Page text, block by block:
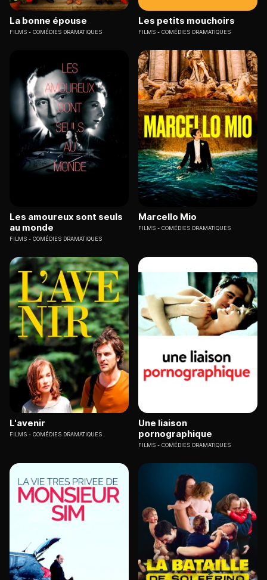
La bonne épouse
FILMS COMÉDIES DRAMATIQUES
Les petits mouchoirs
FILMS COMÉDIES DRAMATIQUES
Les amoureux sont seuls
au monde
FILMS COMÉDIES DRAMATIQUES
Marcello Mio
FILMS COMÉDIES DRAMATIQUES
L'avenir
FILMS COMÉDIES DRAMATIQUES
Une liaison
pornographique
FILMS COMÉDIES DRAMATIQUES